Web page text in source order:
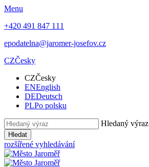
Menu
+420 491 847 111
epodatelna@jaromer-josefov.cz
CZČesky
CZČesky
ENEnglish
DEDeutsch
PLPo polsku
Hledaný výraz
Hledat
rozšířené vyhledávání